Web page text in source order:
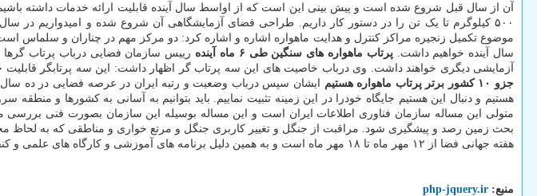
آن از سال قبل شروع شده است و پیش بینی این است که از اواسط سال آینده قابلیت ارائه خدمات داشته باشیم.
۵۰۰ کیلوگرم تا یک تن را در دستور کار داریم. طراحی فضای آزمایشگاهی آن شروع شده و امیدواریم در سال آینده فضای این لابراتوار تمام شود.
موضوع تکمیل زنجیره مراکز کنترل و هدایت ماهواره اشاره و اشاره کرد: دو مرکز مهم در چناران و سلماس است
سال آینده خواهیم داشت.پرتاب ماهواره های سنگین طی ۶ ماه آینده
آزمایشی دیگری خواهند داشت. وی درباب خاصیت های این سه پرتاب گر اظهار داشت: این سه پرتابگر قابلیت حمل اجرام ۱۰۰ تا ۲۰۰ کیلوگرم را دارند و از آنها برای قراردادن ماهواره های سنگین در
جزو ۱۰ کشور برتر پرتاب ماهواره هستیم
هستیم و دنبال این هستیم جایگاه خودرا در این زمینه تثبیت نماییم. باید بتوانیم به آسانی به کشورها و
متولی این مساله سازمان فناوری اطلاعات ایران است و این مساله بوسیله این سازمان بصورت فنی
بحث زمین رصد و پیشگیری شود. مراقبت از جنگل و تغییر کاربری جنگل و مرتع خواری و مناطقی که به
هفته جهانی فضا از ۱۲ مهر ماه تا ۱۸ مهر ماه است و به همین دلیل برنامه های آموزشی و کارگاه های علمی و کنفرانس های مختلفی انجام خواهد شد.
منبع: php-jquery.ir